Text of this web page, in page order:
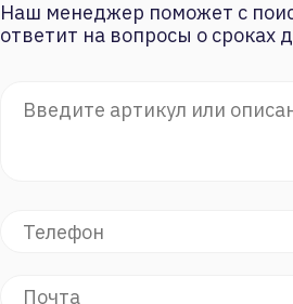
Наш менеджер поможет с
ответит на вопросы о сроках